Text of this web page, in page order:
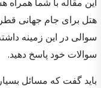
هتل برای جام جهانی
سوالی در این زمینه
سوالات خود پاسخ دهید.
باید گفت که مسائل